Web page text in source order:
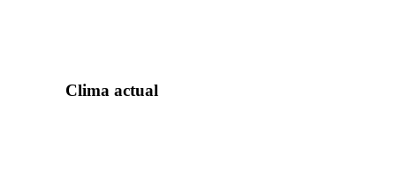
Clima actual